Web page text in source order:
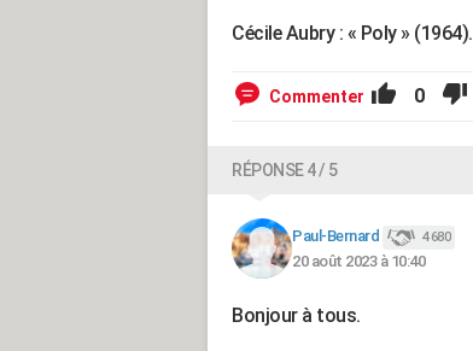
Cécile Aubry : « Poly » (1964).
Commenter 0
RÉPONSE 4 / 5
Paul-Bernard 4 680
20 août 2023 à 10:40
Bonjour à tous.